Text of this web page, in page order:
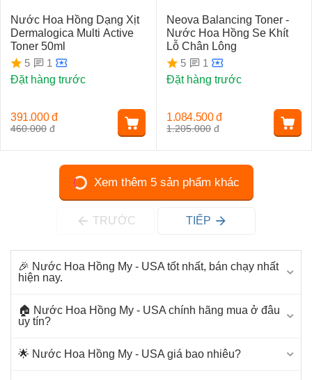
🎉 Nước Hoa Hồng My - USA tốt nhất, bán chạy nhất
hiện nay.
🏠 Nước Hoa Hồng My - USA chính hãng mua ở đâu
uy tín?
🌟 Nước Hoa Hồng My - USA giá bao nhiêu?
Nước Hoa Hồng Dạng Xịt
Dermalogica Multi Active
Toner 50ml
5
1
Đặt hàng trước
460.000 đ
391.000 đ
Neova Balancing Toner -
Nước Hoa Hồng Se Khít
Lỗ Chân Lông
5
1
Đặt hàng trước
1.205.000 đ
1.084.500 đ
Xem thêm 5 sản phẩm khác
TRƯỚC TIẾP